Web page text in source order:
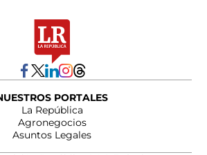
PORTALES
La República
Agronegocios
Asuntos Legales